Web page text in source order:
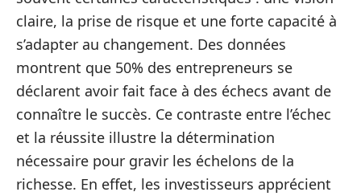
claire, la prise de risque et une forte capacité à
s’adapter au changement. Des données
montrent que 50% des entrepreneurs se
déclarent avoir fait face à des échecs avant de
connaître le succès. Ce contraste entre l’échec
et la réussite illustre la détermination
nécessaire pour gravir les échelons de la
richesse. En effet, les investisseurs apprécient